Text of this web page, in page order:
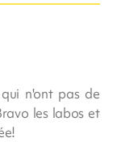
n'ont pas de
les labos et